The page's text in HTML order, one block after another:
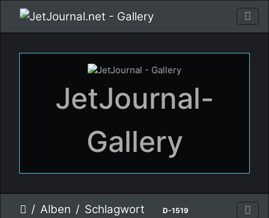
JetJournal-
Gallery
Alben Schlagwort D-1519